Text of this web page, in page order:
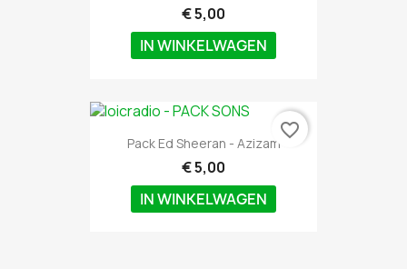
€ 5,00
IN WINKELWAGEN
Pack Ed Sheeran - Azizam
€ 5,00
IN WINKELWAGEN
favorite_border